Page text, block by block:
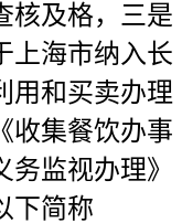
核及格，三是
上海市纳入长
用和买卖办理
收集餐饮办事
监视办理》
下简称